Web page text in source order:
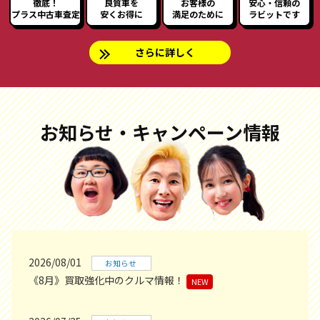
徹底！
プラス中古車査定
良質車を
安くお得に
お客様の
満足のために
安心・信頼の
ラビットです
さらに詳しく
お知らせ・キャンペーン情報
2026/08/01 お知らせ
《8月》買取強化中のクルマ情報！ NEW